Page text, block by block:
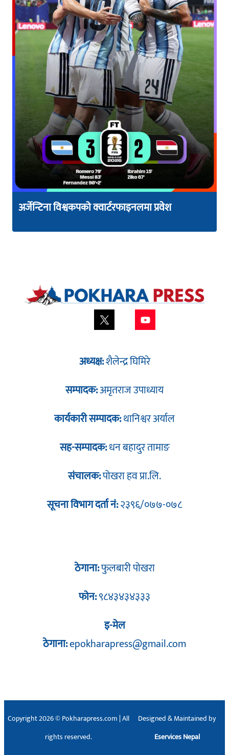
अर्जेन्टिना विश्वकपको क्वार्टरफाइनलमा प्रवेश
अध्यक्ष:शैलेन्द्र घिमिरे
सम्पादक:अमृतराज उपाध्याय
कार्यकारी सम्पादक:थानिश्वर अर्याल
सह-सम्पादक:धन बहादुर तामाङ
संचालक:पोखरा हव प्रा.लि.
सूचना विभाग दर्ता नं:२३९६/०७७-०७८
ठेगाना:फुलबारी पोखरा
फोन:९८४३४३४३३३
इ-मेल
ठेगाना:epokharapress@gmail.com
Copyright 2026 © Pokharapress.com | All
rights reserved.
Designed & Maintained by
Eservices Nepal